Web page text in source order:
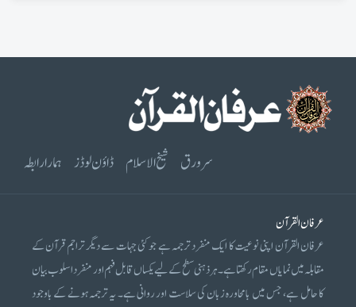
سرورق شیخ الاسلام ڈاؤن لوڈز ہمارا رابطہ
عرفان القرآن
عرفان القرآن اپنی نوعیت کا ایک منفرد ترجمہ ہے جو کئی جہات سے دیگر تراجم قرآن کے
مقابلہ میں نمایاں مقام رکھتا ہے۔ ہر ذہنی سطح کے لیے یکساں قابل فہم اور منفرد اسلوب بیان
کا حامل ہے، جس میں بامحاورہ زبان کی سلاست اور روانی ہے۔ یہ ترجمہ ہونے کے باوجود